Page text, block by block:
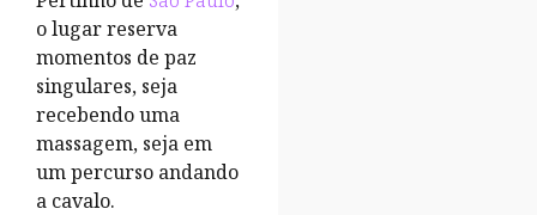
o lugar reserva
momentos de paz
singulares, seja
recebendo uma
massagem, seja em
um percurso andando
a cavalo.